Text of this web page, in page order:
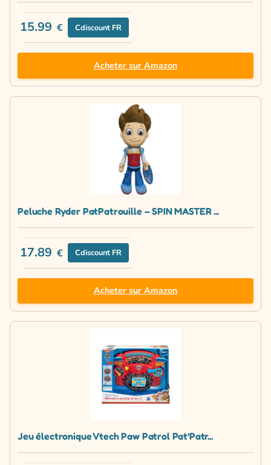
15.99 € Cdiscount FR
Acheter sur Amazon
Peluche Ryder PatPatrouille – SPIN MASTER ...
17.89 € Cdiscount FR
Acheter sur Amazon
Jeu électronique Vtech Paw Patrol Pat’Patr...